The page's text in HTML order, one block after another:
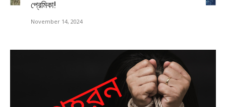
প্রেমিকা!
November 14, 2024